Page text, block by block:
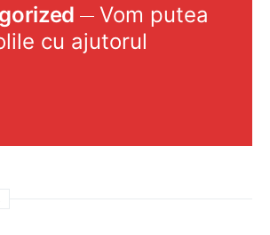
Vom putea
cu ajutorul